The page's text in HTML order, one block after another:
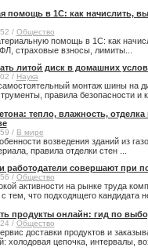
помощь в 1С: как начислить,
/ Общество
помощь в 1С: как
страховые взносы, лимиты...
литой диск в домашних
/ Наука
монтаж шины на
правила безопасности и
тепло, влажность,
/ В мире
возведения зданий из
правила отделки стен ...
работодатели совершают при
/ Общество
активности на рынке труда
тем, что подходящего кандидата не
продукты онлайн: гид по
/ Общество
доставки продуктов и
холодовая цепочка, интервалы,